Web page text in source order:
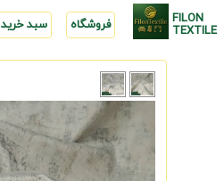
FILON
TEXTILE فروشگاه سبد خرید